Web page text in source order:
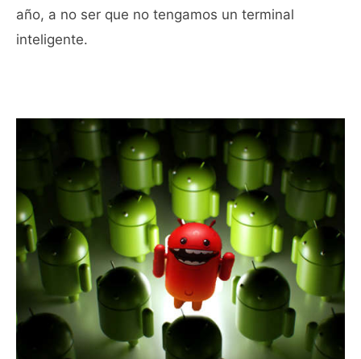
año, a no ser que no tengamos un terminal
inteligente.